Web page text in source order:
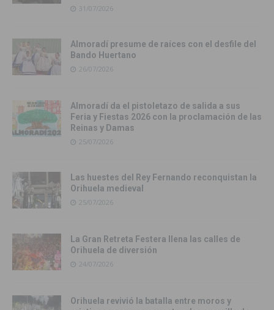
31/07/2026
Almoradí presume de raíces con el desfile del
Bando Huertano
26/07/2026
Almoradí da el pistoletazo de salida a sus
Feria y Fiestas 2026 con la proclamación de las
Reinas y Damas
25/07/2026
Las huestes del Rey Fernando reconquistan la
Orihuela medieval
25/07/2026
La Gran Retreta Festera llena las calles de
Orihuela de diversión
24/07/2026
Orihuela revivió la batalla entre moros y